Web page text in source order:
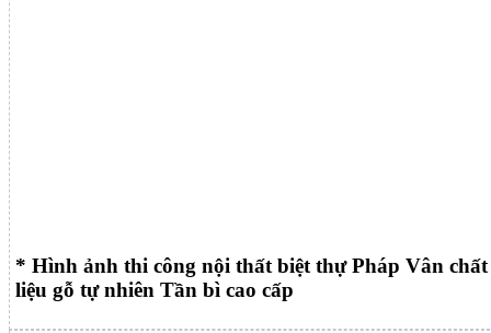
* Hình ảnh thi công nội thất biệt thự Pháp Vân chất
liệu gỗ tự nhiên Tần bì cao cấp